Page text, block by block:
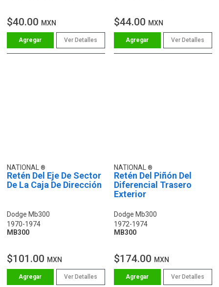
$40.00 MXN
Ver Detalles
$44.00 MXN
Ver Detalles
NATIONAL
Retén Del Eje De Sector
De La Caja De Dirección
Dodge Mb300
1970-1974
MB300
$101.00 MXN
Ver Detalles
NATIONAL
Retén Del Piñón Del
Diferencial Trasero
Exterior
Dodge Mb300
1972-1974
MB300
$174.00 MXN
Ver Detalles